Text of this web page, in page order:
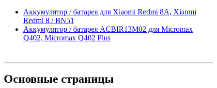
Аккумулятор / батарея для Xiaomi Redmi 8A, Xiaomi
Redmi 8 / BN51
Аккумулятор / батарея ACBIR13M02 для Micromax
Q402, Micromax Q402 Plus
Основные страницы